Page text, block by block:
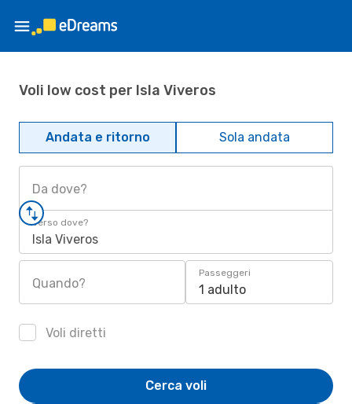
Voli low cost per Isla Viveros
Andata e ritorno Sola andata
Da dove?
Verso dove?
Isla Viveros
Quando?
Passeggeri
1 adulto
Voli diretti
Cerca voli